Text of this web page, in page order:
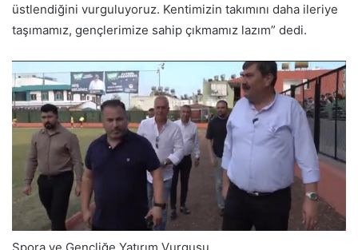
üstlendiğini vurguluyoruz. Kentimizin takımını daha ileriye
taşımamız, gençlerimize sahip çıkmamız lazım” dedi.